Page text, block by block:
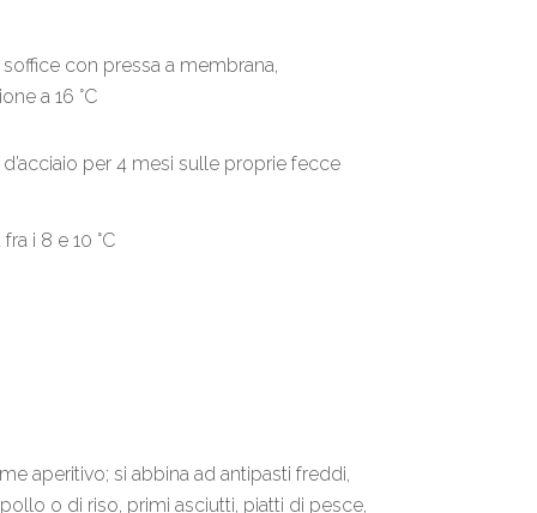
soffice con pressa a membrana,
a 16 °C
per 4 mesi sulle proprie fecce
i 8 e 10 °C
aperitivo; si abbina ad antipasti freddi,
o di riso, primi asciutti, piatti di pesce,